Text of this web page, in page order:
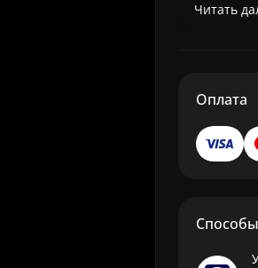
Читать
Оплата